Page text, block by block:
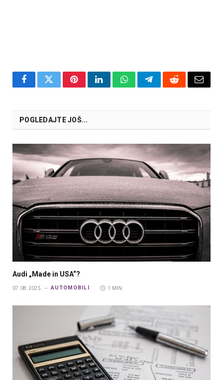
FacebookTwitterPinterestLinkedInWhatsAppTelegramRedditEmail
POGLEDAJTE JOŠ...
Audi „Made in USA“?
07.08.2025. AUTOMOBILI 1 MIN.